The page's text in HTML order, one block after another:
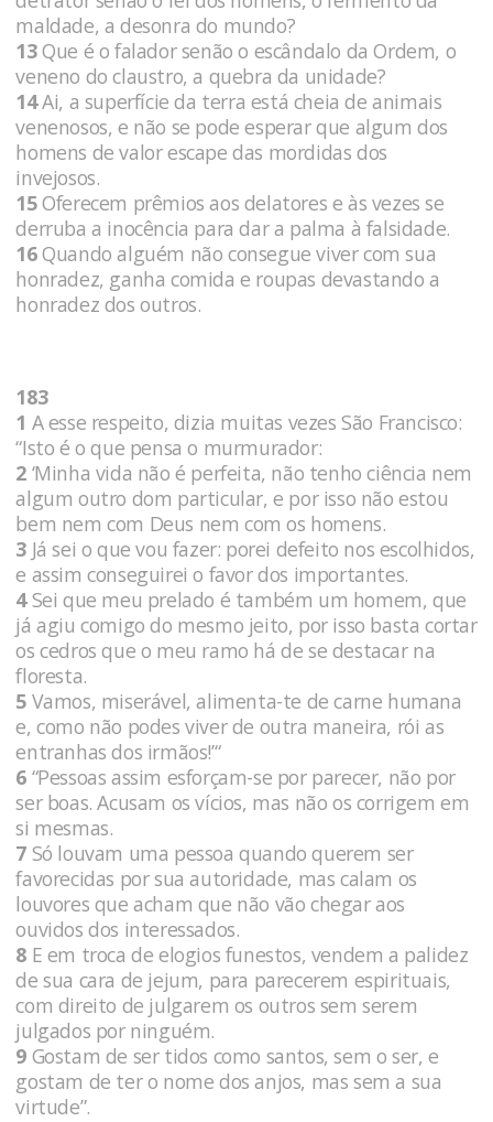
maldade, a desonra do mundo?
13Que é o falador senão o escândalo da Ordem, o
veneno do claustro, a quebra da unidade?
14Ai, a superfície da terra está cheia de animais
venenosos, e não se pode esperar que algum dos
homens de valor escape das mordidas dos
invejosos.
15Oferecem prêmios aos delatores e às vezes se
derruba a inocência para dar a palma à falsidade.
16Quando alguém não consegue viver com sua
honradez, ganha comida e roupas devastando a
honradez dos outros.
183
1 A esse respeito, dizia muitas vezes São Francisco:
“Isto é o que pensa o murmurador:
2 ‘Minha vida não é perfeita, não tenho ciência nem
algum outro dom particular, e por isso não estou
bem nem com Deus nem com os homens.
3 Já sei o que vou fazer: porei defeito nos escolhidos,
e assim conseguirei o favor dos importantes.
4Sei que meu prelado é também um homem, que
já agiu comigo do mesmo jeito, por isso basta cortar
os cedros que o meu ramo há de se destacar na
floresta.
5 Vamos, miserável, alimenta-te de carne humana
e, como não podes viver de outra maneira, rói as
entranhas dos irmãos!’“
6 “Pessoas assim esforçam-se por parecer, não por
ser boas. Acusam os vícios, mas não os corrigem em
si mesmas.
7 Só louvam uma pessoa quando querem ser
favorecidas por sua autoridade, mas calam os
louvores que acham que não vão chegar aos
ouvidos dos interessados.
8 E em troca de elogios funestos, vendem a palidez
de sua cara de jejum, para parecerem espirituais,
com direito de julgarem os outros sem serem
julgados por ninguém.
9 Gostam de ser tidos como santos, sem o ser, e
gostam de ter o nome dos anjos, mas sem a sua
virtude”.